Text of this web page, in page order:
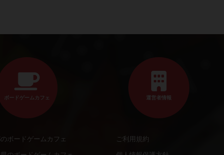
ボードゲームカフェ
ボードゲームカフェ
運営者情報
ご利用規約